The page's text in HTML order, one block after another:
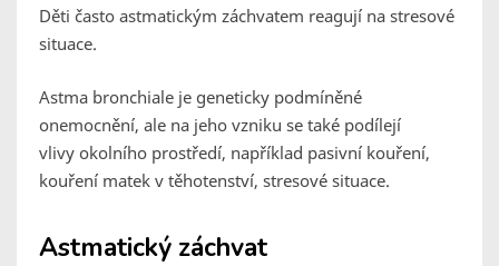
Děti často astmatickým záchvatem reagují na stresové
situace.
Astma bronchiale je geneticky podmíněné
onemocnění, ale na jeho vzniku se také podílejí
vlivy okolního prostředí, například pasivní kouření,
kouření matek v těhotenství, stresové situace.
Astmatický záchvat